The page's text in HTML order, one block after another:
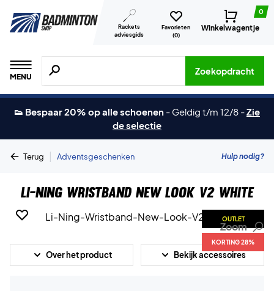
Rackets
adviesgids
Favorieten
(0)
0
Winkelwagentje
MENU
Zoeken naar producten, merken etc.
Zoekopdracht
👟 Bespaar 20% op alle schoenen - Geldig t/m 12/8 -Zie
de selectie
Terug | Adventsgeschenken Hulp nodig?
Li-Ning Wristband New Look V2 White
OUTLET
KORTING 28%
Zoom
Over het product Bekijk accessoires